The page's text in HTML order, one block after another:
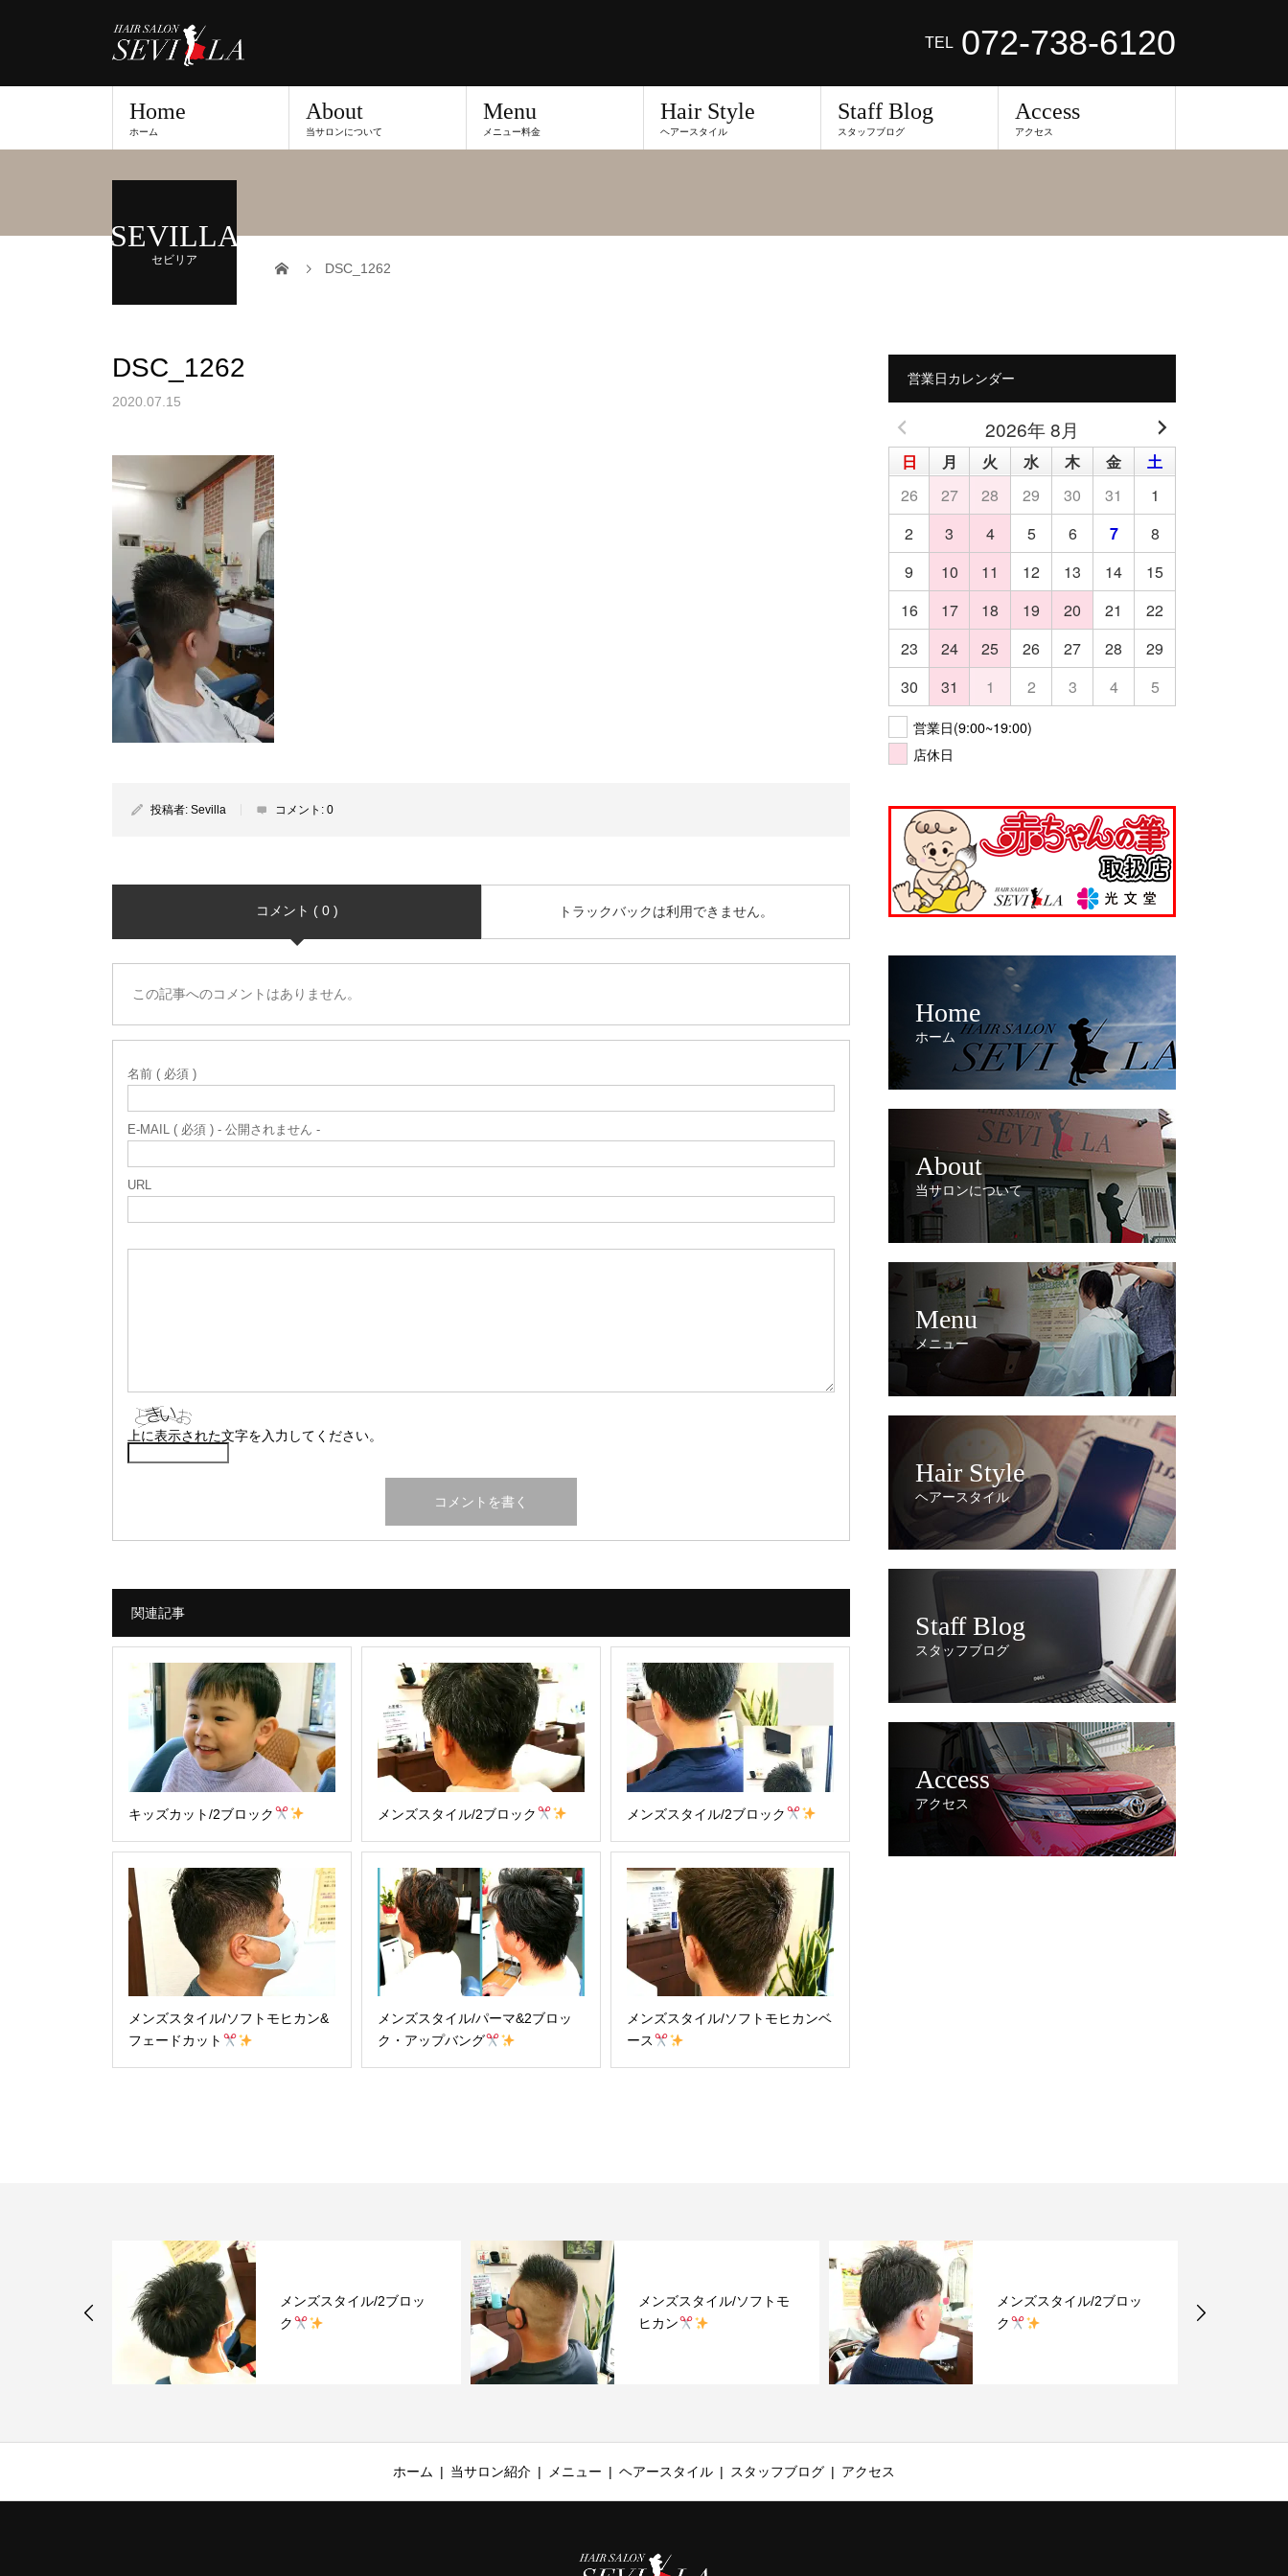
TEL 072-738-6120
Home
ホーム
About
当サロンについて
Menu
メニュー料金
Hair Style
ヘアースタイル
Staff Blog
スタッフブログ
Access
アクセス
SEVILLA
セビリア
DSC_1262
DSC_1262
2020.07.15
投稿者: Sevilla コメント: 0
コメント ( 0 ) トラックバックは利用できません。
この記事へのコメントはありません。
名前 ( 必須 )
E-MAIL ( 必須 ) - 公開されません -
URL
上に表示された文字を入力してください。
関連記事
キッズカット/2ブロック メンズスタイル/2ブロック メンズスタイル/2ブロック
メンズスタイル/ソフトモヒカン&
フェードカット
メンズスタイル/パーマ&2ブロッ
ク・アップバング
メンズスタイル/ソフトモヒカンベ
ース
営業日カレンダー
2026年 8月
日 月 火 水 木 金
土
26
27 28 29 30 31
1
2
3 4 5 6 7
8
9
10 11 12 13 14
15
16
17 18 19 20 21
22
23
24 25 26 27 28
29
30
31 1 2 3 4 5
営業日(9:00~19:00)
店休日
Home
ホーム
About
当サロンについて
Menu
メニュー
Hair Style
ヘアースタイル
Staff Blog
スタッフブログ
Access
アクセス
メンズスタイル/2ブロッ
ク
メンズスタイル/ソフトモ
ヒカン
メンズスタイル/2ブロッ
ク
ホーム 当サロン紹介 メニュー ヘアースタイル スタッフブログ アクセス